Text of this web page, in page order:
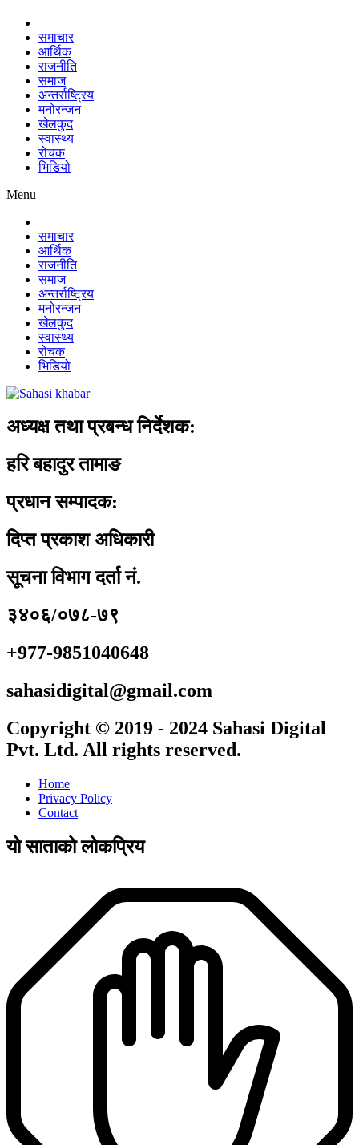
समाचार
आर्थिक
राजनीति
समाज
अन्तर्राष्ट्रिय
मनोरन्जन
खेलकुद
स्वास्थ्य
रोचक
भिडियो
Menu
समाचार
आर्थिक
राजनीति
समाज
अन्तर्राष्ट्रिय
मनोरन्जन
खेलकुद
स्वास्थ्य
रोचक
भिडियो
अध्यक्ष तथा प्रबन्ध निर्देशक:
हरि बहादुर तामाङ
प्रधान सम्पादक:
दिप्त प्रकाश अधिकारी
सूचना विभाग दर्ता नं.
३४०६/०७८-७९
+977-9851040648
sahasidigital@gmail.com
Copyright © 2019 - 2024 Sahasi Digital
Pvt. Ltd. All rights reserved.
Home
Privacy Policy
Contact
यो साताको लोकप्रिय